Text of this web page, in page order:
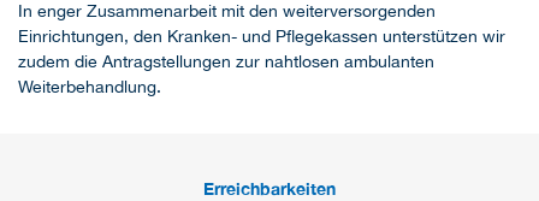
In enger Zusammenarbeit mit den weiterversorgenden
Einrichtungen, den Kranken- und Pflegekassen unterstützen wir
zudem die Antragstellungen zur nahtlosen ambulanten
Weiterbehandlung.
Erreichbarkeiten